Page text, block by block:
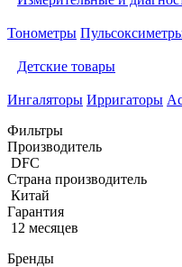
Тонометры
Детские товары
Ингаляторы Ирригаторы
Фильтры
Производитель
DFC
Страна производитель
Китай
Гарантия
12 месяцев
Бренды